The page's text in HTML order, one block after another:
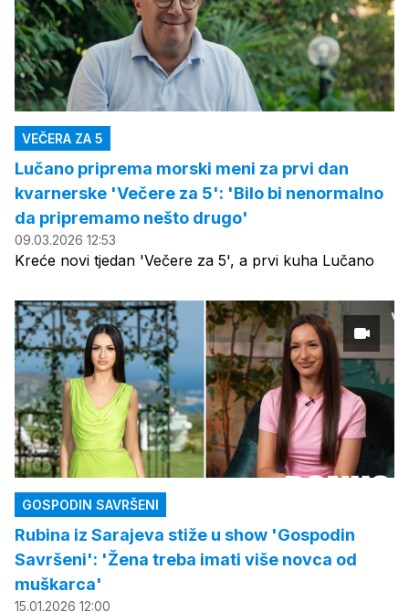
VEČERA ZA 5
Lučano priprema morski meni za prvi dan
kvarnerske 'Večere za 5': 'Bilo bi nenormalno
da pripremamo nešto drugo'
09.03.2026 12:53
Kreće novi tjedan 'Večere za 5', a prvi kuha Lučano
GOSPODIN SAVRŠENI
Rubina iz Sarajeva stiže u show 'Gospodin
Savršeni': 'Žena treba imati više novca od
muškarca'
15.01.2026 12:00